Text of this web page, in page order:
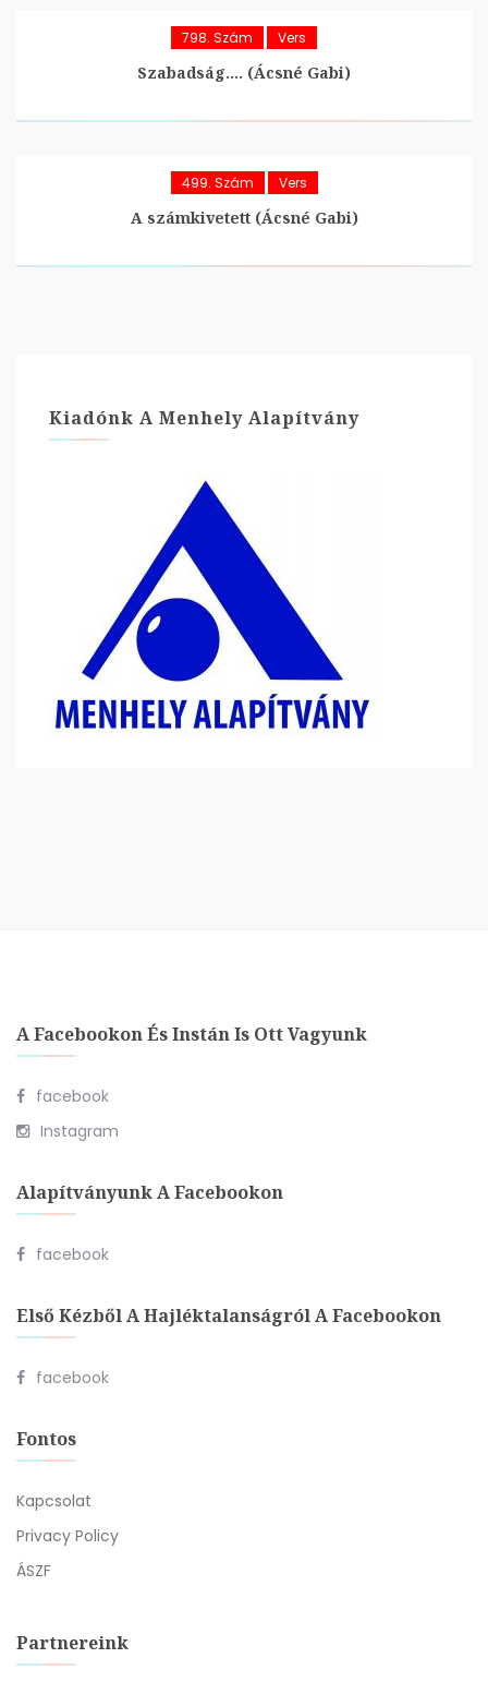
798. Szám Vers
Szabadság…. (Ácsné Gabi)
499. Szám Vers
A számkivetett (Ácsné Gabi)
Kiadónk A Menhely Alapítvány
A Facebookon És Instán Is Ott Vagyunk
facebook
Instagram
Alapítványunk A Facebookon
facebook
Első Kézből A Hajléktalanságról A Facebookon
facebook
Fontos
Kapcsolat
Privacy Policy
ÁSZF
Partnereink